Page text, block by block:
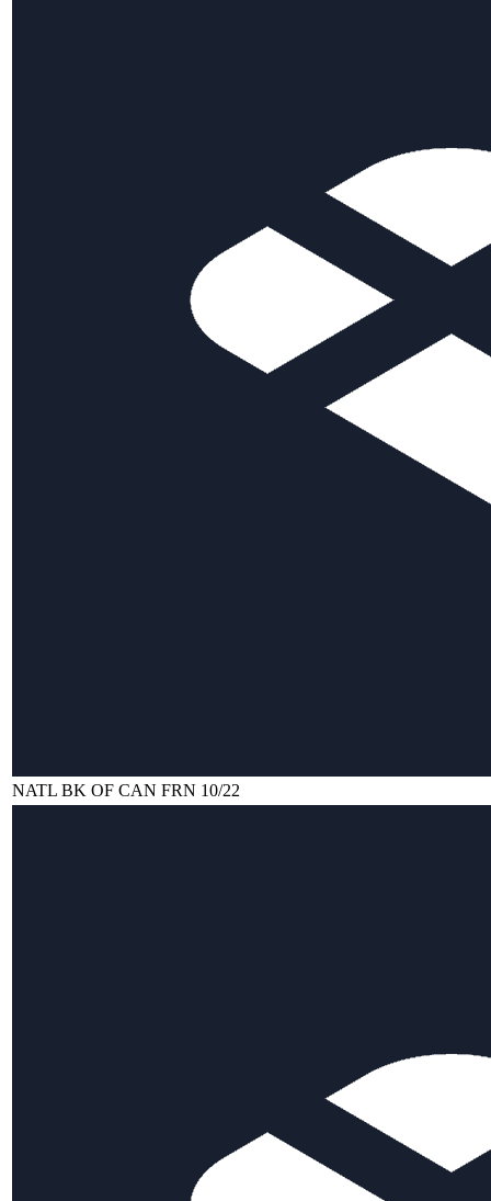
NATL BK OF CAN FRN 10/22